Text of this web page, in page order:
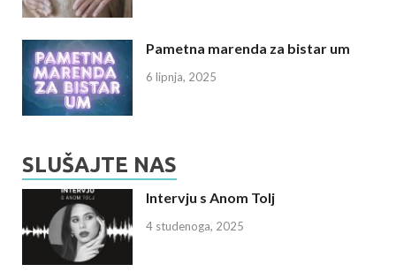
Pametna marenda za bistar um
6 lipnja, 2025
SLUŠAJTE NAS
Intervju s Anom Tolj
4 studenoga, 2025